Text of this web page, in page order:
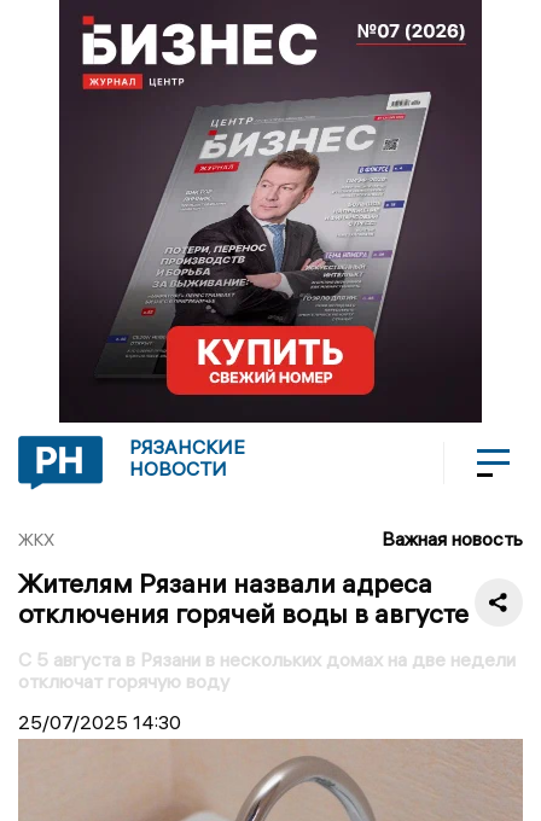
РЯЗАНСКИЕ
НОВОСТИ
ЖКХ Важная новость
Жителям Рязани назвали адреса
отключения горячей воды в августе
С 5 августа в Рязани в нескольких домах на две недели
отключат горячую воду
25/07/2025 14:30